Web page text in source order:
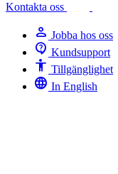
Kontakta oss
person Jobba hos oss
contact_support Kundsupport
Accessibility Tillgänglighet
language In English